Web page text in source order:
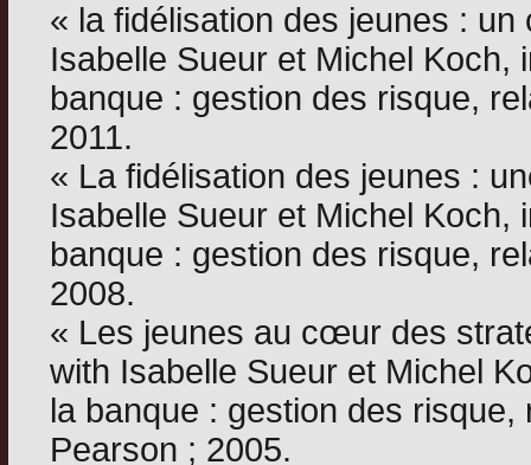
« la fidélisation des jeunes :
Isabelle Sueur et Michel Koch,
banque : gestion des risque,
2011.
« La fidélisation des jeunes :
Isabelle Sueur et Michel Koch,
banque : gestion des risque,
2008.
« Les jeunes au cœur des
with Isabelle Sueur et Michel
la banque : gestion des
Pearson ; 2005.